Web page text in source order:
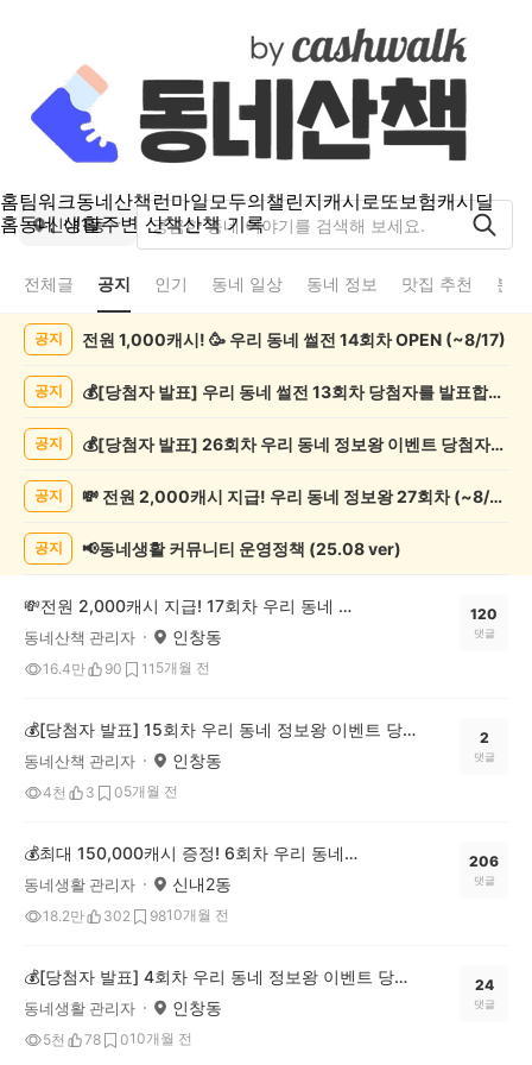
홈팀워크동네산책런마일모두의챌린지캐시로또보험캐시딜
홈동네 생활주변 산책산책 기록
신내1동
전체글 공지 인기 동네 일상 동네 정보 맛집 추천 분
공지 전원 1,000캐시! 🥳 우리 동네 썰전 14회차 OPEN (~8/17)
공지 💰[당첨자 발표] 우리 동네 썰전 13회차 당첨자를 발표합니다!
공지 💰[당첨자 발표] 26회차 우리 동네 정보왕 이벤트 당첨자를 발표합니다!
공지 💸 전원 2,000캐시 지급! 우리 동네 정보왕 27회차 (~8/10)
공지 📢동네생활 커뮤니티 운영정책 (25.08 ver)
💸전원 2,000캐시 지급! 17회차 우리 동네 정보왕 이벤트
동네산책 관리자 인창동
16.4만 90 11 5개월 전
120
댓글
💰[당첨자 발표] 15회차 우리 동네 정보왕 이벤트 당첨자를 발표합니다!
동네산책 관리자 인창동
4천 3 05개월 전
2
댓글
💰최대 150,000캐시 증정! 6회차 우리 동네 정보왕 이벤트
동네생활 관리자 신내2동
18.2만 302 9810개월 전
206
댓글
💰[당첨자 발표] 4회차 우리 동네 정보왕 이벤트 당첨자를 발표합니다!
동네생활 관리자 인창동
5천 78 010개월 전
24
댓글